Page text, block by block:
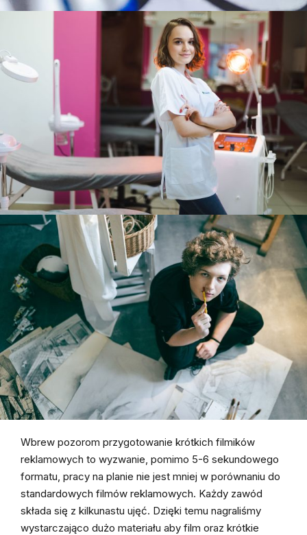
Wbrew pozorom przygotowanie krótkich filmików
reklamowych to wyzwanie, pomimo 5-6 sekundowego
formatu, pracy na planie nie jest mniej w porównaniu do
standardowych filmów reklamowych. Każdy zawód
składa się z kilkunastu ujęć. Dzięki temu nagraliśmy
wystarczająco dużo materiału aby film oraz krótkie